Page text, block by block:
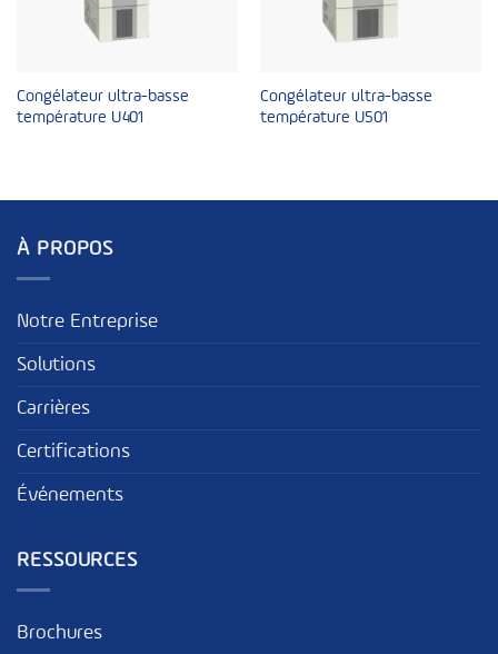
Congélateur ultra-basse
température U401
Congélateur ultra-basse
température U501
À PROPOS
Notre Entreprise
Solutions
Carrières
Certifications
Événements
RESSOURCES
Brochures